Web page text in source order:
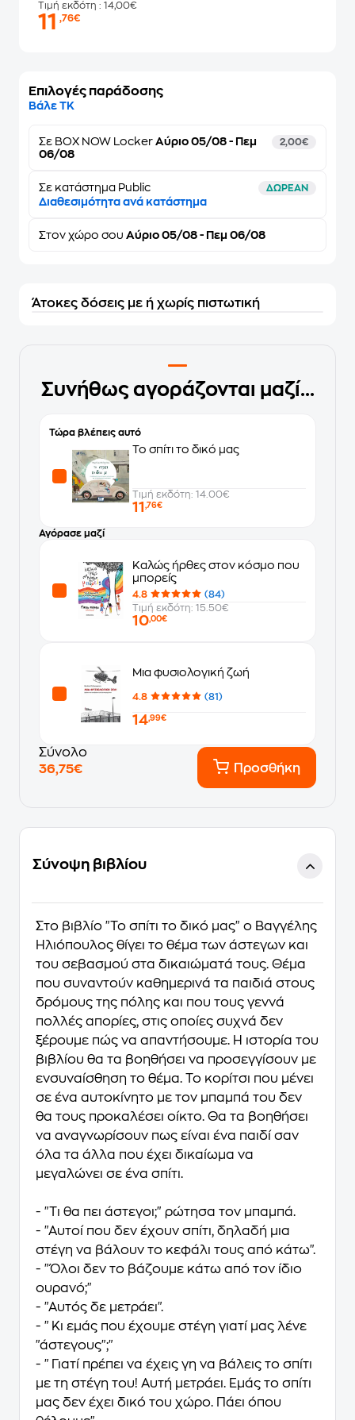
Τιμή εκδότη : 14,00€
11,76€
Επιλογές παράδοσης
Βάλε ΤΚ
Σε BOX NOW Locker Αύριο 05/08 - Πεμ
06/08
2,00€
Σε κατάστημα Public ΔΩΡΕΑΝ
Διαθεσιμότητα ανά κατάστημα
Στον χώρο σου Αύριο 05/08 - Πεμ 06/08
Άτοκες δόσεις με ή χωρίς πιστωτική
Συνήθως αγοράζονται μαζί...
Τώρα βλέπεις αυτό
Το σπίτι το δικό μας
Τιμή εκδότη: 14.00€
11 ,76€
Αγόρασε μαζί
Καλώς ήρθες στον κόσμο που
μπορείς
4.8
(84)
Τιμή εκδότη: 15.50€
10,00€
Μια φυσιολογική ζωή
4.8 (81)
14,99€
Σύνολο
36,75€
Προσθήκη
Σύνοψη βιβλίου
Στο βιβλίο "Το σπίτι το δικό μας" ο Βαγγέλης
Ηλιόπουλος θίγει το θέμα των άστεγων και
του σεβασμού στα δικαιώματά τους. Θέμα
που συναντούν καθημερινά τα παιδιά στους
δρόμους της πόλης και που τους γεννά
πολλές απορίες, στις οποίες συχνά δεν
ξέρουμε πώς να απαντήσουμε. Η ιστορία του
βιβλίου θα τα βοηθήσει να προσεγγίσουν με
ενσυναίσθηση το θέμα. Το κορίτσι που μένει
σε ένα αυτοκίνητο με τον μπαμπά του δεν
θα τους προκαλέσει οίκτο. Θα τα βοηθήσει
να αναγνωρίσουν πως είναι ένα παιδί σαν
όλα τα άλλα που έχει δικαίωμα να
μεγαλώνει σε ένα σπίτι.
- "Τι θα πει άστεγοι;" ρώτησα τον μπαμπά.
- "Αυτοί που δεν έχουν σπίτι, δηλαδή μια
στέγη να βάλουν το κεφάλι τους από κάτω".
- "Όλοι δεν το βάζουμε κάτω από τον ίδιο
ουρανό;"
- "Αυτός δε μετράει".
- "Κι εμάς που έχουμε στέγη γιατί μας λένε
"άστεγους";"
- "Γιατί πρέπει να έχεις γη να βάλεις το σπίτι
με τη στέγη του! Αυτή μετράει. Εμάς το σπίτι
μας δεν έχει δικό του χώρο. Πάει όπου